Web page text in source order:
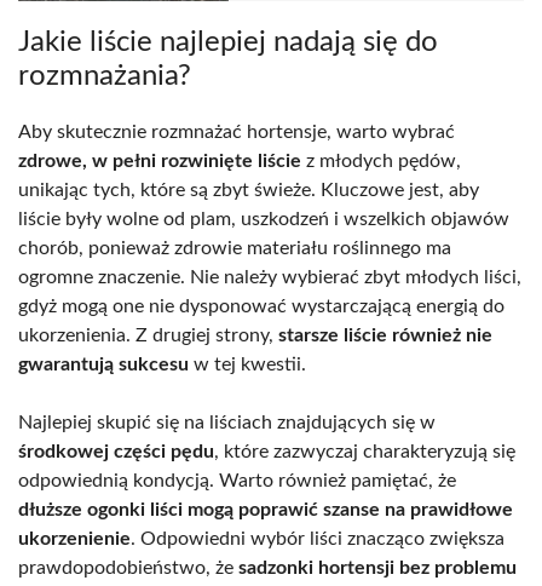
Jakie liście najlepiej nadają się do
rozmnażania?
Aby skutecznie rozmnażać hortensje, warto wybrać
zdrowe, w pełni rozwinięte liście z młodych pędów,
unikając tych, które są zbyt świeże. Kluczowe jest, aby
liście były wolne od plam, uszkodzeń i wszelkich objawów
chorób, ponieważ zdrowie materiału roślinnego ma
ogromne znaczenie. Nie należy wybierać zbyt młodych liści,
gdyż mogą one nie dysponować wystarczającą energią do
ukorzenienia. Z drugiej strony, starsze liście również nie
gwarantują sukcesu w tej kwestii.
Najlepiej skupić się na liściach znajdujących się w
środkowej części pędu, które zazwyczaj charakteryzują się
odpowiednią kondycją. Warto również pamiętać, że
dłuższe ogonki liści mogą poprawić szanse na prawidłowe
ukorzenienie. Odpowiedni wybór liści znacząco zwiększa
prawdopodobieństwo, że sadzonki hortensji bez problemu